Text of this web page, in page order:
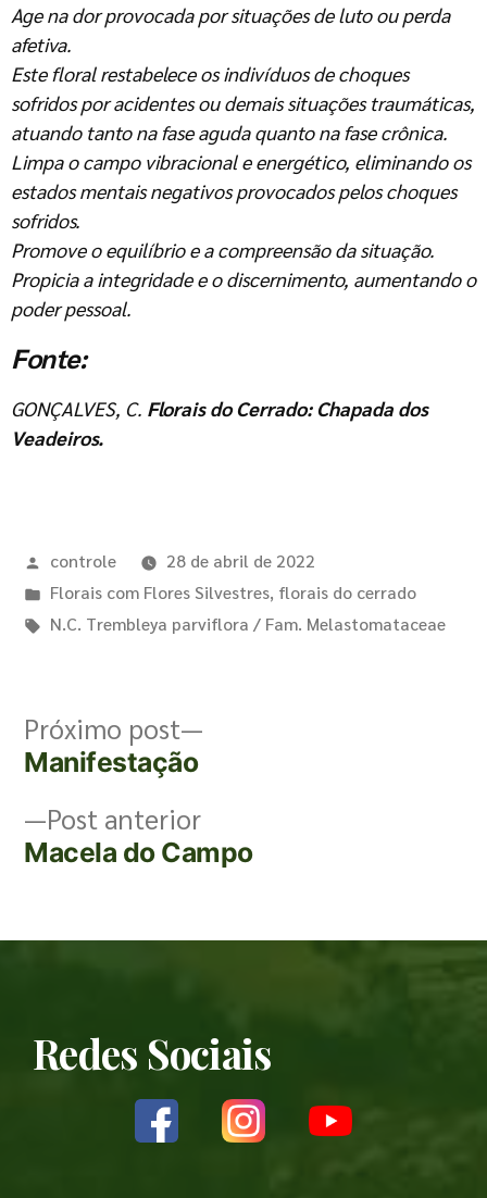
Age na dor provocada por situações de luto ou perda
afetiva.
Este floral restabelece os indivíduos de choques
sofridos por acidentes ou demais situações traumáticas,
atuando tanto na fase aguda quanto na fase crônica.
Limpa o campo vibracional e energético, eliminando os
estados mentais negativos provocados pelos choques
sofridos.
Promove o equilíbrio e a compreensão da situação.
Propicia a integridade e o discernimento, aumentando o
poder pessoal.
Fonte:
GONÇALVES, C. Florais do Cerrado: Chapada dos
Veadeiros.
controle
28 de abril de 2022
Florais com Flores Silvestres, florais do cerrado
N.C. Trembleya parviflora / Fam. Melastomataceae
Post anterior
Macela do Campo
Próximo post
Manifestação
Redes Sociais